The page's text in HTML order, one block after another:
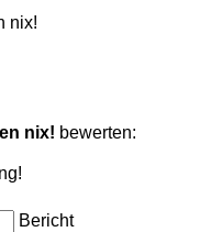
nix!
nix! bewerten:
Bericht